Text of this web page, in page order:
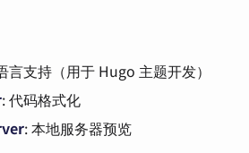
言支持（用于 Hugo 主题开发）
: 代码格式化
: 本地服务器预览